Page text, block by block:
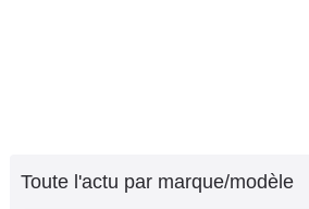
Toute l'actu par marque/modèle